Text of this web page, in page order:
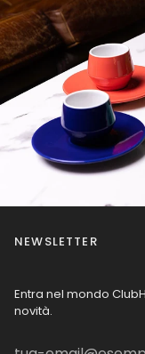
NEWSLETTER
Entra nel mondo
novità.